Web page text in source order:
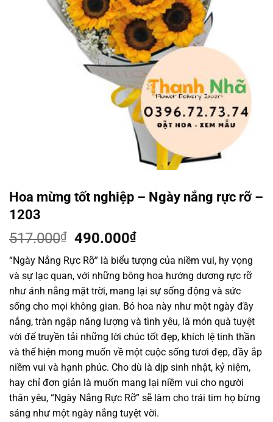
Hoa mừng tốt nghiệp – Ngày nắng rực rỡ –
1203
517.000₫
Giá
gốc
là:
517.000₫.
490.000₫Giá
tại
là:
490.000₫.
“Ngày Nắng Rực Rỡ” là biểu tượng của niềm vui, hy vọng
và sự lạc quan, với những bông hoa hướng dương rực rỡ
như ánh nắng mặt trời, mang lại sự sống động và sức
sống cho mọi không gian. Bó hoa này như một ngày đầy
nắng, tràn ngập năng lượng và tình yêu, là món quà tuyệt
vời để truyền tải những lời chúc tốt đẹp, khích lệ tinh thần
và thể hiện mong muốn về một cuộc sống tươi đẹp, đầy ắp
niềm vui và hạnh phúc. Cho dù là dịp sinh nhật, kỷ niệm,
hay chỉ đơn giản là muốn mang lại niềm vui cho người
thân yêu, “Ngày Nắng Rực Rỡ” sẽ làm cho trái tim họ bừng
sáng như một ngày nắng tuyệt vời.